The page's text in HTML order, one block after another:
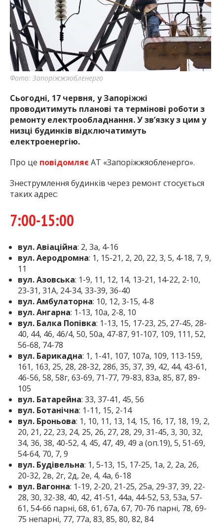
найважливішу інформацію про події
міста Запоріжжя та області.
Фото: Запоріжжяобленерго
Сьогодні, 17 червня, у Запоріжжі
проводитимуть планові та термінові роботи з
ремонту електрообладнання. У зв’язку з цим у
низці будинків відключатимуть
електроенергію.
Про це повідомляє АТ «Запоріжжяобленерго».
Знеструмлення будинків через ремонт стосується
таких адрес:
7:00-15:00
вул. Авіаційна: 2, 3а, 4-16
вул. Аеродромна: 1, 15-21, 2, 20, 22, 3, 5, 4-18, 7, 9,
11
вул. Азовська: 1-9, 11, 12, 14, 13-21, 14-22, 2-10,
23-31, 31А, 24-34, 33-39, 36-40
вул. Амбулаторна: 10, 12, 3-15, 4-8
вул. Ангарна: 1-13, 10а, 2-8, 10
вул. Балка Попівка: 1-13, 15, 17-23, 25, 27-45, 28-
40, 44, 46, 46/4, 50, 50а, 47-87, 91-107, 109, 111, 52,
56-68, 74-78
вул. Барикадна: 1, 1-41, 107, 107а, 109, 113-159,
161, 163, 25, 28, 28-32, 28б, 35, 37, 39, 42, 44, 43-61,
46-56, 58, 58г, 63-69, 71-77, 79-83, 83а, 85, 87, 89-
105
вул. Батарейна: 33, 37-41, 45, 56
вул. Ботанічна: 1-11, 15, 2-14
вул. Броньова: 1, 10, 11, 13, 14, 15, 16, 17, 18, 19, 2,
20, 21, 22, 23, 24, 25, 26, 27, 28, 29, 31-45, 3, 30, 32,
34, 36, 38, 40-52, 4, 45, 47, 49, 49 а (оп.19), 5, 51-69,
54-64, 70, 7, 9
вул. Будівельна: 1, 5-13, 15, 17-25, 1а, 2, 2а, 2б,
20-32, 2в, 2г, 2д, 2е, 4, 4а, 6-18
вул. Вагонна: 1-19, 2-20, 21-25, 25а, 29-37, 39, 22-
28, 30, 32-38, 40, 42, 41-51, 44а, 44-52, 53, 53а, 57-
61, 54-66 парні, 68, 61, 67а, 67, 70-76 парні, 78, 69-
75 непарні, 77, 77а, 83, 85, 80, 82, 84